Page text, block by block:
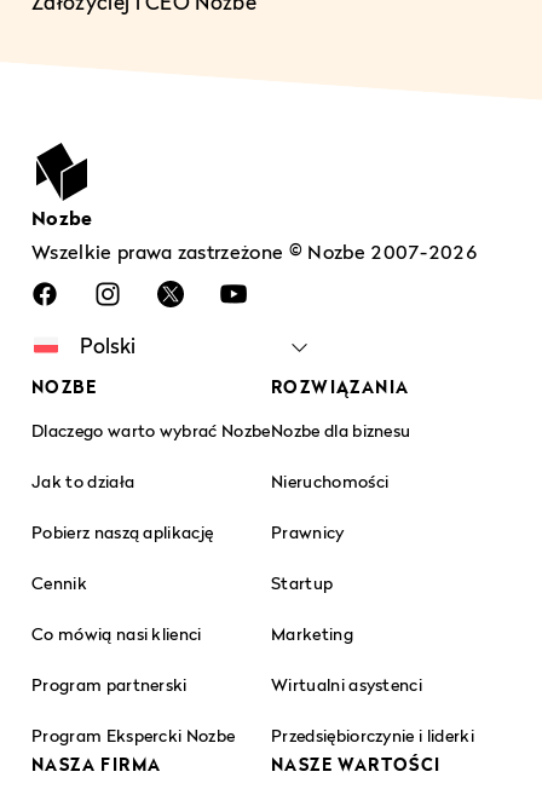
Nozbe
Wszelkie prawa zastrzeżone © Nozbe 2007-2026
NOZBE
Dlaczego warto wybrać Nozbe
Jak to działa
Pobierz naszą aplikację
Cennik
Co mówią nasi klienci
Program partnerski
Program Ekspercki Nozbe
ROZWIĄZANIA
Nozbe dla biznesu
Nieruchomości
Prawnicy
Startup
Marketing
Wirtualni asystenci
Przedsiębiorczynie i liderki
NASZA FIRMA
NASZE WARTOŚCI